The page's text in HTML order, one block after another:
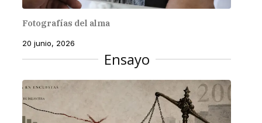
Fotografías del alma
20 junio, 2026
Ensayo